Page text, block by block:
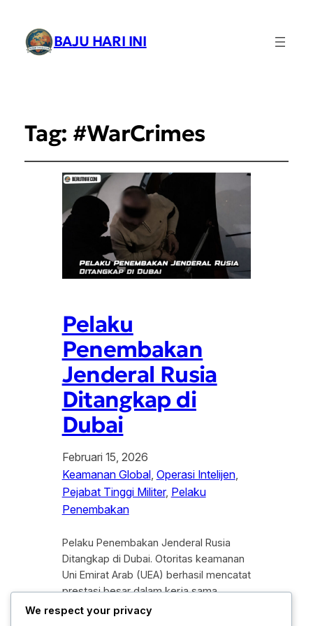
BAJU HARI INI
Tag: #WarCrimes
Pelaku
Penembakan
Jenderal Rusia
Ditangkap di
Dubai
Februari 15, 2026
Keamanan Global, Operasi Intelijen
Pejabat Tinggi Militer, Pelaku
Penembakan
Pelaku Penembakan Jenderal Rusia
Ditangkap di Dubai. Otoritas keamanan
Uni Emirat Arab (UEA) berhasil mencatat
prestasi besar dalam kerja sama
kepolisian internasional setelah
We respect your privacy